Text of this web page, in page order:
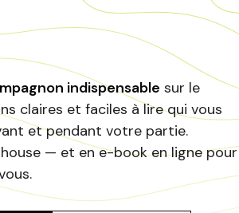
indispensable sur le
claires et faciles à lire qui vous
et pendant votre partie.
— et en e-book en ligne pour